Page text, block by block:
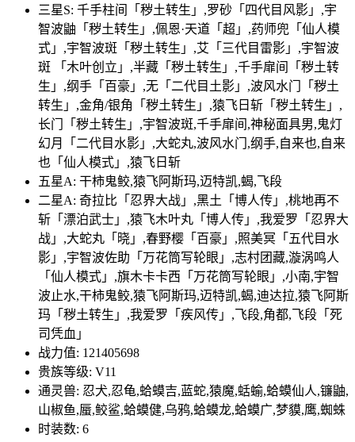
三星S: 千手柱间「秽土转生」,罗砂「四代目风影」,宇
智波鼬「秽土转生」,佩恩·天道「超」,药师兜「仙人模
式」,宇智波斑「秽土转生」,艾「三代目雷影」,宇智波
斑 「木叶创立」,半藏「秽土转生」,千手扉间「秽土转
生」,纲手「百豪」,无「二代目土影」,波风水门「秽土
转生」,金角/银角「秽土转生」,猿飞日斩「秽土转生」,
长门「秽土转生」,宇智波斑,千手扉间,神秘面具男,鬼灯
幻月「二代目水影」,大蛇丸,波风水门,纲手,自来也,自来
也「仙人模式」,猿飞日斩
五星A: 干柿鬼鲛,猿飞阿斯玛,迈特凯,蝎,飞段
二星A: 奇拉比「忍界大战」,黑土「博人传」,桃地再不
斩「漂泊武士」,猿飞木叶丸「博人传」,我爱罗「忍界大
战」,大蛇丸「晓」,春野樱「百豪」,照美冥「五代目水
影」,宇智波佐助「万花筒写轮眼」,志村团藏,漩涡鸣人
「仙人模式」,旗木卡卡西「万花筒写轮眼」,小南,宇智
波止水,干柿鬼鲛,猿飞阿斯玛,迈特凯,蝎,迪达拉,猿飞阿斯
玛「秽土转生」,我爱罗「疾风传」,飞段,角都,飞段「死
司凭血」
战力值: 121405698
贵族等级: V11
通灵兽: 忍犬,忍龟,蛤蟆吉,蓝蛇,猿魔,蛞蝓,蛤蟆仙人,镰鼬,
山椒鱼,蜃,鲛鲨,蛤蟆健,乌鸦,蛤蟆龙,蛤蟆广,梦貘,鹰,蜘蛛
时装数: 6